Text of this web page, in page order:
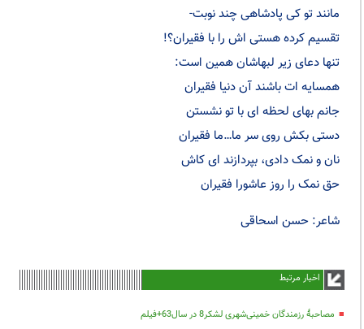
مانند تو کی پادشاهی چند نوبت-
تقسیم کرده هستی اش را با فقیران؟!
تنها دعای زیر لبهاشان همین است:
همسایه ات باشند آن دنیا فقیران
جانم بهای لحظه ای با تو نشستن
دستی بکش روی سر ما…ما فقیران
نان و نمک دادی، بپردازند ای کاش
حق نمک را روز عاشورا فقیران
شاعر: حسن اسحاقی
اخبار مرتبط
مصاحبۀ رزمندگان خمینی‌شهری لشکر8 در سال63+فیلم